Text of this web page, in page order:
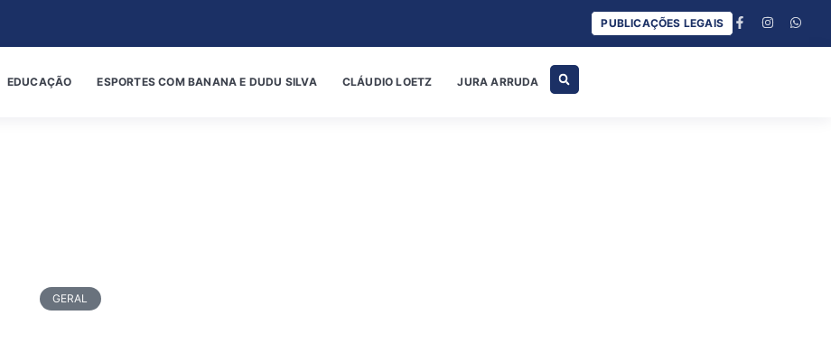
PUBLICAÇÕES LEGAIS
EDUCAÇÃO ESPORTES COM BANANA E DUDU SILVA CLÁUDIO LOETZ JURA ARRUDA
GERAL